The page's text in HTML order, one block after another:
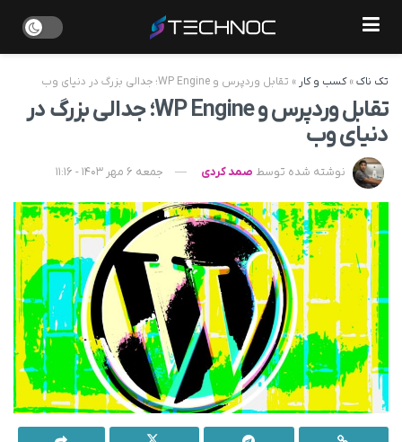
تک ناک»کسب و کار » تقابل وردپرس و WP Engine؛ جدالی بزرگ در دنیای وب
تقابل وردپرس و WP Engine؛ جدالی بزرگ در
دنیای وب
نوشته شده توسط صمد کردی جمعه 6 مهر 1403 - 11:16